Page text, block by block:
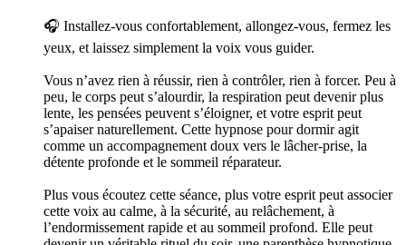
🎧 Installez-vous confortablement, allongez-vous, fermez les
yeux, et laissez simplement la voix vous guider.
Vous n’avez rien à réussir, rien à contrôler, rien à forcer. Peu à
peu, le corps peut s’alourdir, la respiration peut devenir plus
lente, les pensées peuvent s’éloigner, et votre esprit peut
s’apaiser naturellement. Cette hypnose pour dormir agit
comme un accompagnement doux vers le lâcher-prise, la
détente profonde et le sommeil réparateur.
Plus vous écoutez cette séance, plus votre esprit peut associer
cette voix au calme, à la sécurité, au relâchement, à
l’endormissement rapide et au sommeil profond. Elle peut